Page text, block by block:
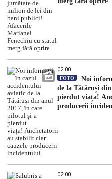
02:00
FOTO
Noi
de la Tătăruși
pierdut viața!
producerii
02:00